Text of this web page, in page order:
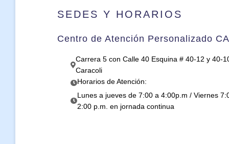
SEDES Y HORARIOS
Centro de Atención Personalizado
Carrera 5 con Calle 40 Esquina # 40-12 y 40-
Caracoli
Horarios de Atención:
Lunes a jueves de 7:00 a 4:00p.m / Viernes
2:00 p.m. en jornada continua